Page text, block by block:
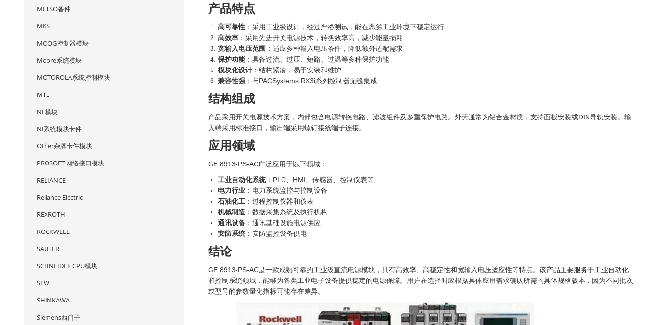
产品特点
高可靠性 ：采用工业级设计，经过严格测试，能在恶劣工业环境下稳定运行
高效率 ：采用先进开关电源技术，转换效率高，减少能量损耗
宽输入电压范围 ：适应多种输入电压条件，降低额外适配需求
保护功能：具备过流、过压、短路、过温等多种保护功能
模块化设计 ：结构紧凑，易于安装和维护
兼容性强 ：与PACSystems RX3i系列控制器无缝集成
结构组成
产品采用开关电源技术方案，内部包含电源转换电路、滤波组件及多重保护电路。外壳通常为铝合金材质，支持面板安装或DIN导轨安装。输
入端采用标准接口，输出端采用螺钉接线端子连接。
应用领域
GE 8913-PS-AC广泛应用于以下领域：
工业自动化系统：PLC、HMI、传感器、控制仪表等
电力行业 ：电力系统监控与控制设备
石油化工 ：过程控制仪器和仪表
机械制造 ：数据采集系统及执行机构
通讯设备 ：通讯基础设施电源供应
安防系统：安防监控设备供电
结论
GE 8913-PS-AC是一款成熟可靠的工业级直流电源模块，具有高效率、高稳定性和宽输入电压适应性等特点。该产品主要服务于工业自动化
和控制系统领域，能够为各类工业电子设备提供稳定的电源保障。用户在选择时应根据具体应用需求确认所需的具体规格版本，因为不同批次
或型号的参数量化指标可能存在差异。
METSO备件
MKS
MOOG控制器模块
Moore系统模块
MOTOROLA系统控制模块
MTL
NI 模块
NI系统模块卡件
Other杂牌卡件模块
PROSOFT 网络接口模块
RELIANCE
Reliance Electric
REXROTH
ROCKWELL
SAUTER
SCHNEIDER CPU模块
SEW
SHINKAWA
Siemens西门子